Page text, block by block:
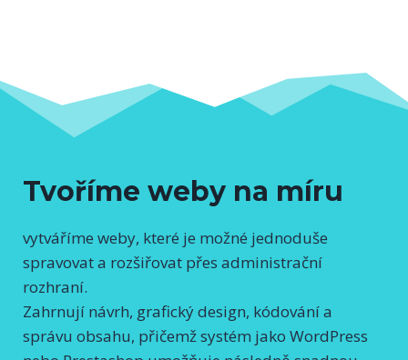
Tvoříme weby na míru
vytváříme weby, které je možné jednoduše
spravovat a rozšiřovat přes administrační
rozhraní.
Zahrnují návrh, grafický design, kódování a
správu obsahu, přičemž systém jako WordPress